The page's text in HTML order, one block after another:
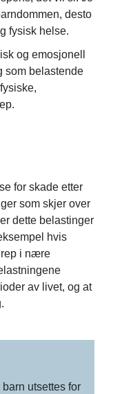
desto
fysisk helse.
og emosjonell
som belastende
for skade etter
som skjer over
dette belastinger
hvis
i nære
av livet, og at
utsettes for